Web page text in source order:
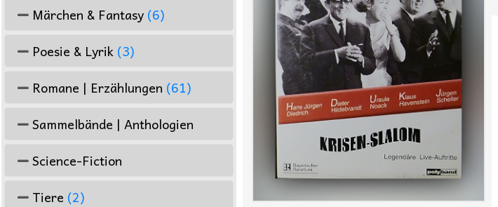
Märchen & Fantasy (6)
Poesie & Lyrik (3)
Romane | Erzählungen (61)
Sammelbände | Anthologien
Science-Fiction
Tiere (2)